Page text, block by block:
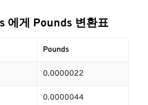
에게 Pounds 변환표
Pounds
0.0000022
0.0000044